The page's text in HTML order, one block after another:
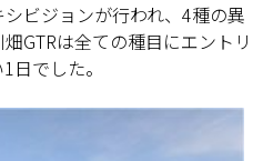
ビジョンが行われ、4種の異
GTRは全ての種目にエントリ
日でした。